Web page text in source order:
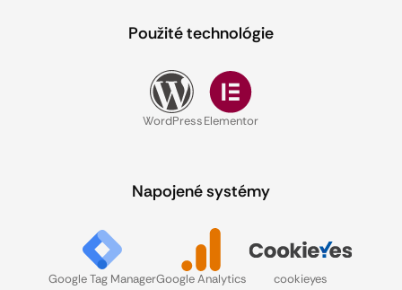
Použité technológie
WordPressElementor
Napojené systémy
Google Tag ManagerGoogle Analytics cookieyes